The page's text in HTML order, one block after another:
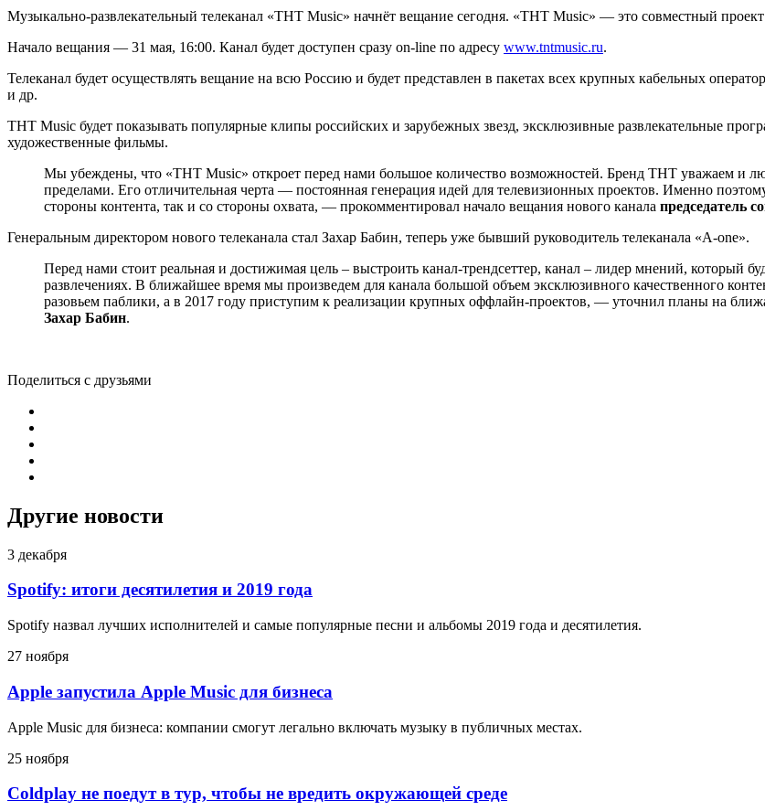
Музыкально-развлекательный телеканал «ТНТ Music» начнёт вещание сегодня. «ТНТ Music» — это совместный
Начало вещания — 31 мая, 16:00. Канал будет доступен сразу on-line по адресу www.tntmusic.ru.
Телеканал будет осуществлять вещание на всю Россию и будет представлен в пакетах всех крупных кабельных
и др.
TНТ Music будет показывать популярные клипы российских и зарубежных звезд, эксклюзивные развлекательные
художественные фильмы.
Мы убеждены, что «ТНТ Music» откроет перед нами большое количество возможностей. Бренд ТНТ уважаем и
пределами. Его отличительная черта — постоянная генерация идей для телевизионных проектов. Именно
стороны контента, так и со стороны охвата, — прокомментировал начало вещания нового канала председатель
Генеральным директором нового телеканала стал Захар Бабин, теперь уже бывший руководитель телеканала «A-one».
Перед нами стоит реальная и достижимая цель – выстроить канал-трендсеттер, канал – лидер мнений, который
развлечениях. В ближайшее время мы произведем для канала большой объем эксклюзивного качественного
разовьем паблики, а в 2017 году приступим к реализации крупных оффлайн-проектов, — уточнил планы на
Захар Бабин.
Поделиться с друзьями
Другие новости
3 декабря
Spotify: итоги десятилетия и 2019 года
Spotify назвал лучших исполнителей и самые популярные песни и альбомы 2019 года и десятилетия.
27 ноября
Apple запустила Apple Music для бизнеса
Apple Music для бизнеса: компании смогут легально включать музыку в публичных местах.
25 ноября
Coldplay не поедут в тур, чтобы не вредить окружающей среде